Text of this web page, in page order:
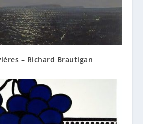
– Richard Brautigan